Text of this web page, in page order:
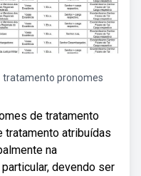
tratamento pronomes
de tratamento
atribuídas
na
devendo ser